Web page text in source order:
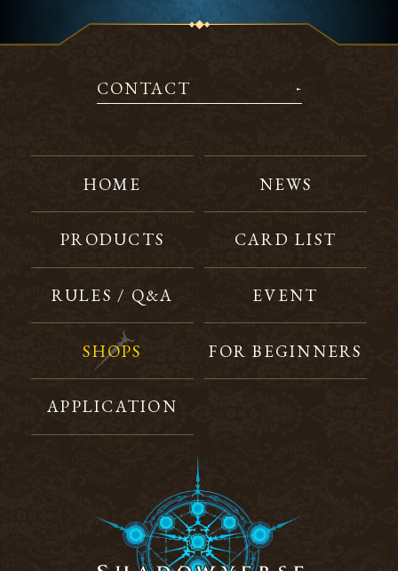
CONTACT
HOME NEWS
PRODUCTS CARD LIST
RULES / Q&A EVENT
SHOPS FOR BEGINNERS
APPLICATION